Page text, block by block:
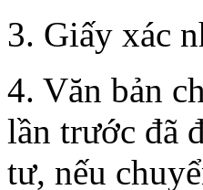
3. Giấy xác
4. Văn bản
lần trước đã
tư, nếu